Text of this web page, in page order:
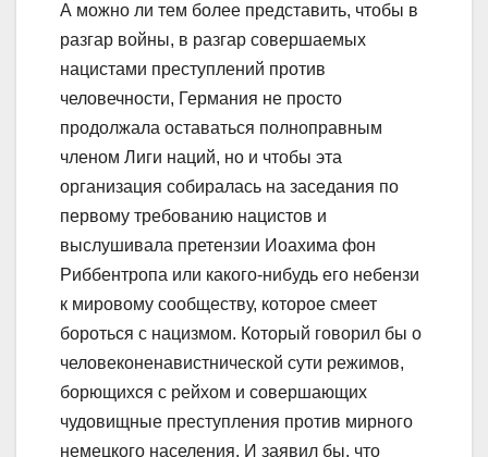
А можно ли тем более представить, чтобы в
разгар войны, в разгар совершаемых
нацистами преступлений против
человечности, Германия не просто
продолжала оставаться полноправным
членом Лиги наций, но и чтобы эта
организация собиралась на заседания по
первому требованию нацистов и
выслушивала претензии Иоахима фон
Риббентропа или какого-нибудь его небензи
к мировому сообществу, которое смеет
бороться с нацизмом. Который говорил бы о
человеконенавистнической сути режимов,
борющихся с рейхом и совершающих
чудовищные преступления против мирного
немецкого населения. И заявил бы, что